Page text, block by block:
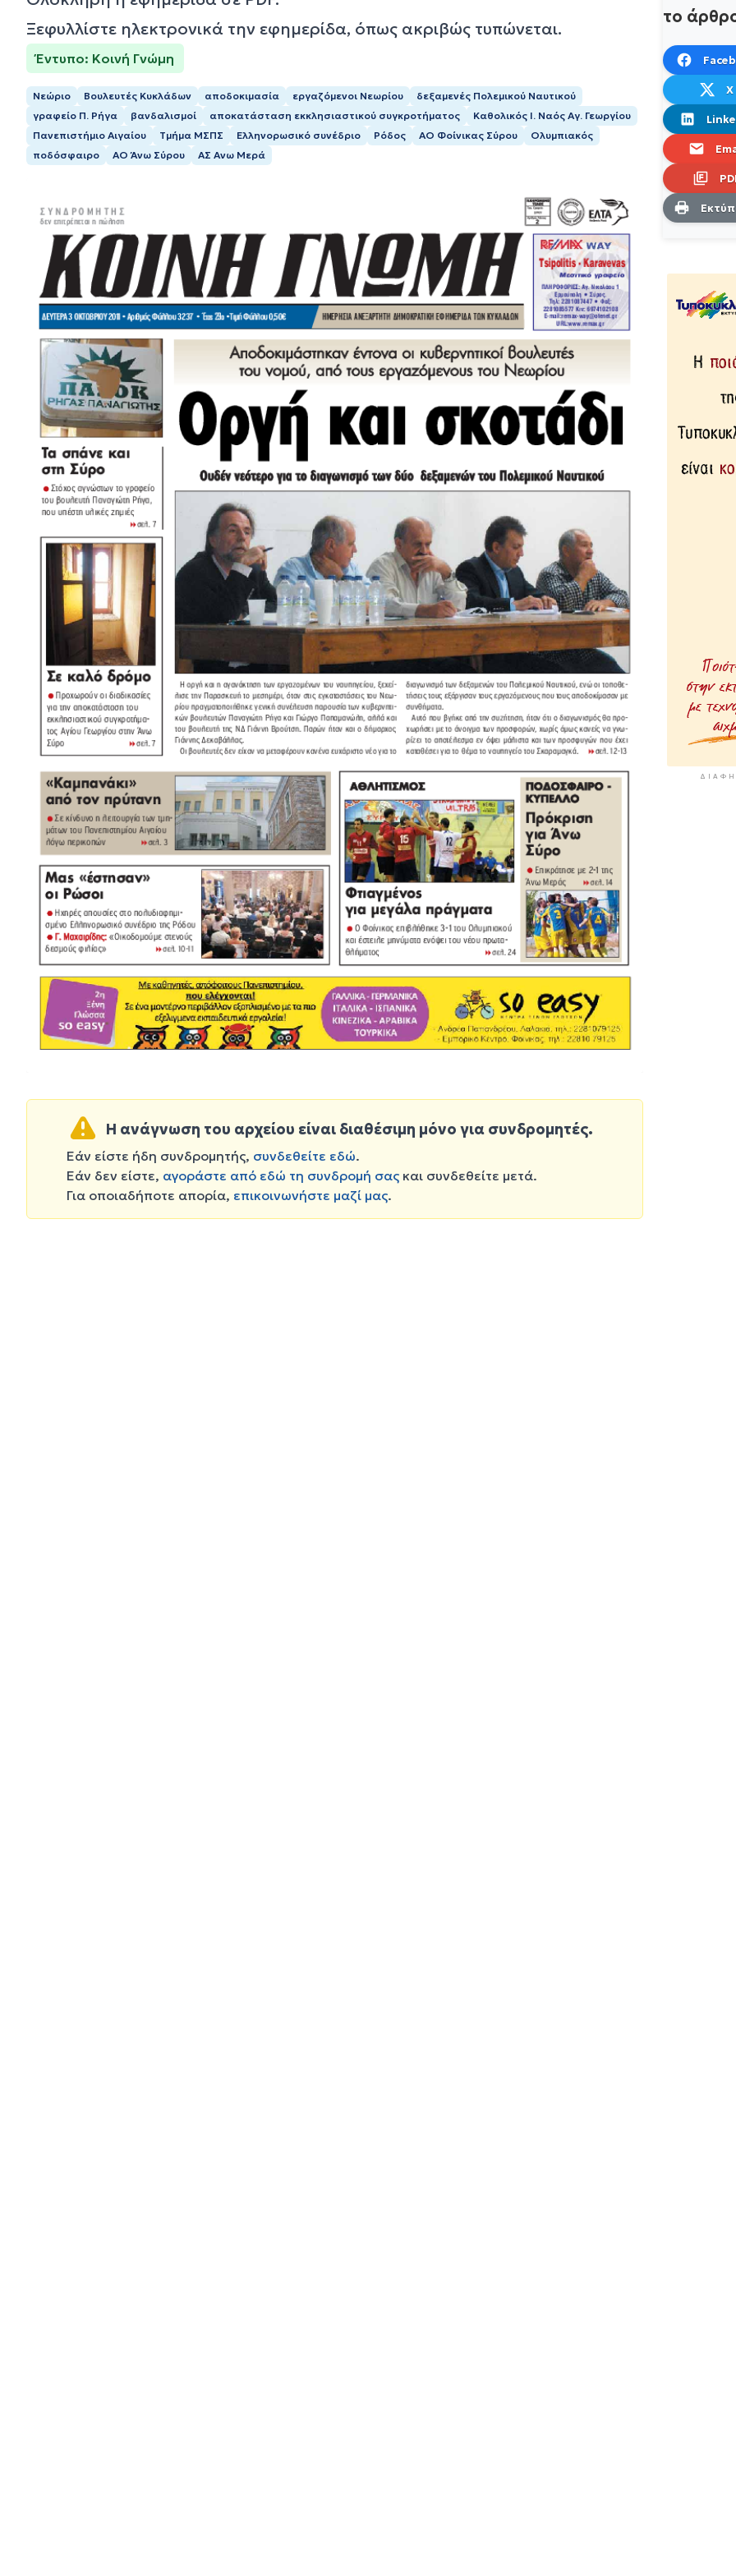
Ξεφυλλίστε ηλεκτρονικά την εφημερίδα, όπως ακριβώς τυπώνεται.
Έντυπο: Κοινή Γνώμη
Νεώριο Βουλευτές Κυκλάδων αποδοκιμασία εργαζόμενοι Νεωρίου
δεξαμενές Πολεμικού Ναυτικού
γραφείο Π. Ρήγα
βανδαλισμοί αποκατάσταση εκκλησιαστικού συγκροτήματος
Καθολικός Ι. Ναός Αγ. Γεωργίου
Πανεπιστήμιο Αιγαίου
Τμήμα ΜΣΠΣ Ελληνορωσικό συνέδριο Ρόδος ΑΟ Φοίνικας Σύρου
Ολυμπιακός
ποδόσφαιρο
ΑΟ Άνω Σύρου ΑΣ Ανω Μερά
Η ανάγνωση του αρχείου είναι διαθέσιμη μόνο για συνδρομητές.
Εάν είστε ήδη συνδρομητής, συνδεθείτε εδώ.
Εάν δεν είστε, αγοράστε από εδώ τη συνδρομή σας και συνδεθείτε μετά.
Για οποιαδήποτε απορία, επικοινωνήστε μαζί μας.
το
X